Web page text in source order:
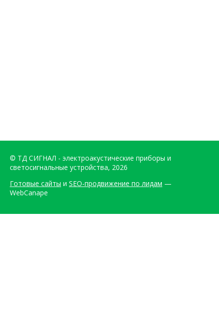
© ТД СИГНАЛ - электроакустические приборы и
светосигнальные устройства, 2026
Готовые сайты и SEO-продвижение по лидам —
WebCanape